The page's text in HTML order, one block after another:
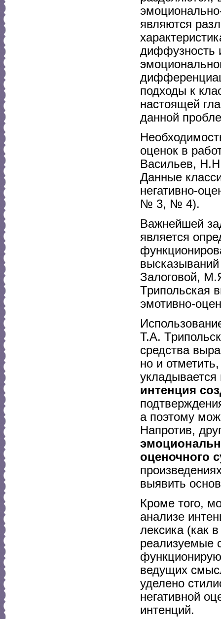
являются
диффузность
подходы к
настоящей
данной
оценок в
Васильев,
Данные
негативно-
№ 3, № 4).
Важнейшей
является
Залоговой,
Трипольская
эмотивно-
Т.А.
средства
но и
интенция
а поэтому
Напротив,
оценочного
выявить
Кроме того,
анализе
лексика (как
реализуемые
ведущих
уделено
негативной
интенций.